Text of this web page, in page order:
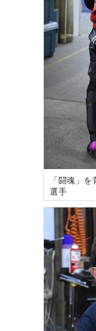
「闘魂」
選手